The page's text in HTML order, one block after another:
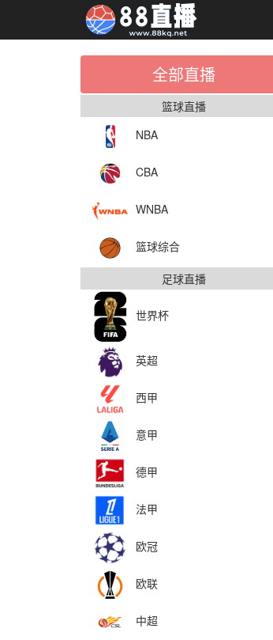
全部直播
篮球直播
NBA
CBA
WNBA
篮球综合
足球直播
世界杯
英超
西甲
意甲
德甲
法甲
欧冠
欧联
中超